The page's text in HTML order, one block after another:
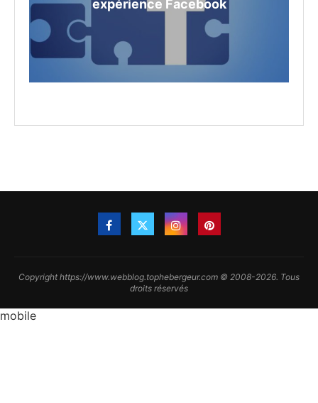
expérience Facebook
Copyright https://www.webblog.tophebergeur.com © 2008-2026. Tous
droits réservés